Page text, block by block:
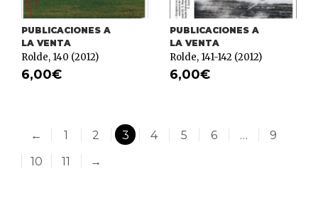
PUBLICACIONES A
LA VENTA
Rolde, 140 (2012)
6,00€
PUBLICACIONES A
LA VENTA
Rolde, 141-142 (2012)
6,00€
← 1 2 3 4 5 6 …
9
10
11 →